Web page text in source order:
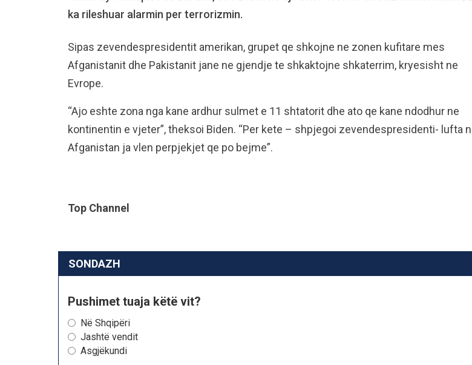
ka rileshuar alarmin per terrorizmin.
Sipas zevendespresidentit amerikan, grupet qe shkojne ne zonen kufitare mes
Afganistanit dhe Pakistanit jane ne gjendje te shkaktojne shkaterrim, kryesisht ne
Evrope.
“Ajo eshte zona nga kane ardhur sulmet e 11 shtatorit dhe ato qe kane ndodhur ne
kontinentin e vjeter”, theksoi Biden. “Per kete – shpjegoi zevendespresidenti- lufta
Afganistan ja vlen perpjekjet qe po bejme”.
Top Channel
SONDAZH
Pushimet tuaja këtë vit?
Në Shqipëri
Jashtë vendit
Asgjëkundi